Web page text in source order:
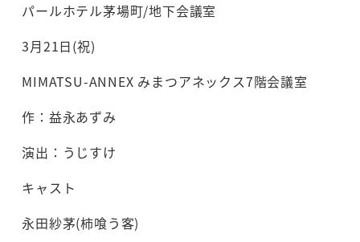
パールホテル茅場町/地下会議室
3月21日(祝)
MIMATSU-ANNEX みまつアネックス7階会議室
作：益永あずみ
演出：うじすけ
キャスト
永田紗茅(柿喰う客)